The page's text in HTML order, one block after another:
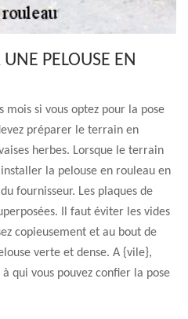
PELOUSE EN
mois si vous optez pour la pose
préparer le terrain en
herbes. Lorsque le terrain
la pelouse en rouleau en
fournisseur. Les plaques de
Il faut éviter les vides
copieusement et au bout de
verte et dense. A {vile},
qui vous pouvez confier la pose